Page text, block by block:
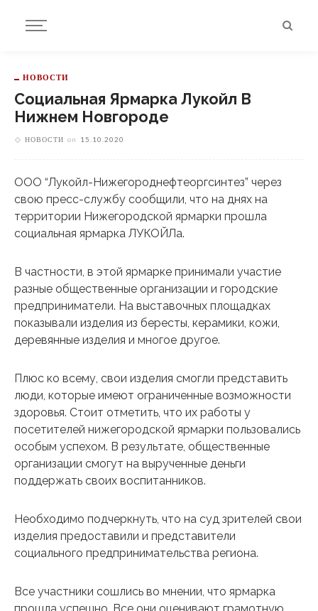
НОВОСТИ
Социальная Ярмарка Лукойл В
Нижнем Новгороде
НОВОСТИ on 15.10.2020
ООО “Лукойл-Нижегороднефтеоргсинтез” через
свою пресс-службу сообщили, что на днях на
территории Нижегородской ярмарки прошла
социальная ярмарка ЛУКОЙЛа.
В частности, в этой ярмарке принимали участие
разные общественные организации и городские
предприниматели. На выставочных площадках
показывали изделия из бересты, керамики, кожи,
деревянные изделия и многое другое.
Плюс ко всему, свои изделия смогли представить
люди, которые имеют ограниченные возможности
здоровья. Стоит отметить, что их работы у
посетителей нижегородской ярмарки пользовались
особым успехом. В результате, общественные
организации смогут на вырученные деньги
поддержать своих воспитанников.
Необходимо подчеркнуть, что на суд зрителей свои
изделия предоставили и представители
социального предпринимательства региона.
Все участники сошлись во мнении, что ярмарка